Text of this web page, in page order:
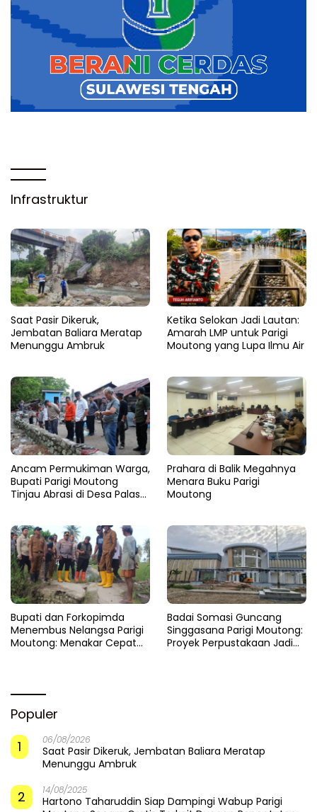
Infrastruktur
Saat Pasir Dikeruk,
Jembatan Baliara Meratap
Menunggu Ambruk
Ketika Selokan Jadi Lautan:
Amarah LMP untuk Parigi
Moutong yang Lupa Ilmu Air
Ancam Permukiman Warga,
Bupati Parigi Moutong
Tinjau Abrasi di Desa Palasa
Prahara di Balik Megahnya
Menara Buku Parigi
Moutong
​Bupati dan Forkopimda
Menembus Nelangsa Parigi
Moutong: Menakar Cepat
Badai Somasi Guncang
Singgasana Parigi Moutong:
Proyek Perpustakaan Jadi
Populer
1
06/08/2026
Saat Pasir Dikeruk, Jembatan Baliara Meratap
Menunggu Ambruk
2 14/08/2025
Hartono Taharuddin Siap Dampingi Wabup Parigi